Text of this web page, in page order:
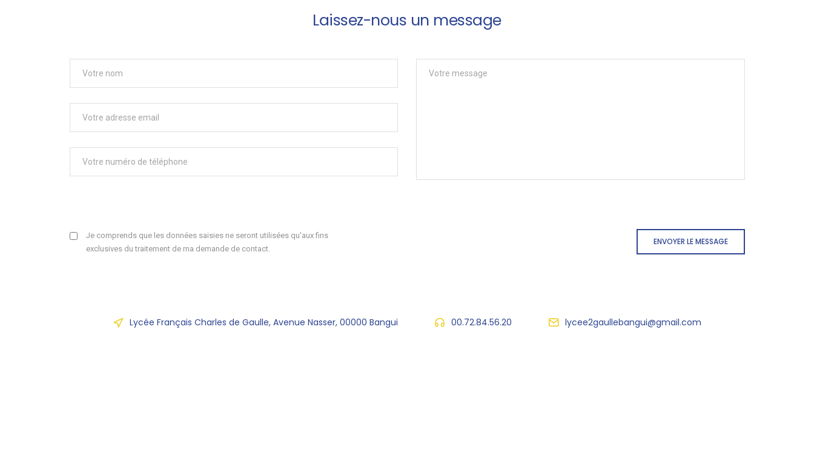
Laissez-nous un message
Je comprends que les données saisies ne seront utilisées qu'aux fins
exclusives du traitement de ma demande de contact.
ENVOYER LE MESSAGE
Lycée Français Charles de Gaulle, Avenue Nasser, 00000 Bangui 00.72.84.56.20 lycee2gaullebangui@gmail.com